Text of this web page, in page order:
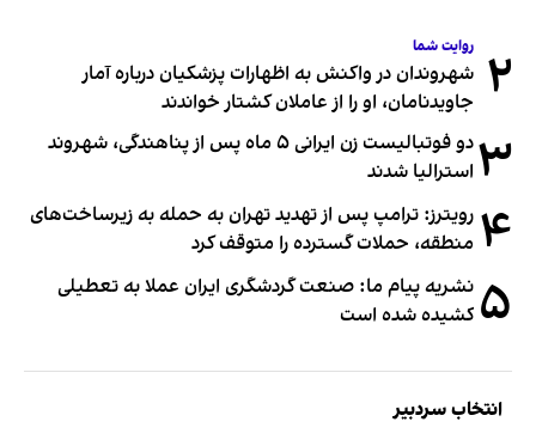
۲ روایت شما
شهروندان در واکنش به اظهارات پزشکیان درباره آمار
جاویدنامان، او را از عاملان کشتار خواندند
۳
دو فوتبالیست زن ایرانی ۵ ماه پس از پناهندگی، شهروند
استرالیا شدند
۴ رویترز: ترامپ پس از تهدید تهران به حمله به زیرساخت‌های
منطقه، حملات گسترده را متوقف کرد
۵ نشریه پیام ما: صنعت گردشگری ایران عملا به تعطیلی
کشیده شده است
انتخاب سردبیر